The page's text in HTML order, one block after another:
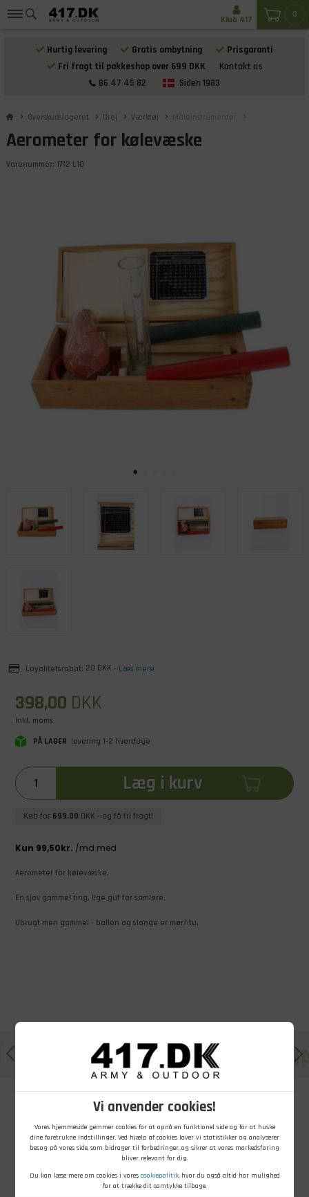
Vi anvender cookies!
Vores hjemmeside gemmer cookies for at opnå en funktionel side og for at huske
dine foretrukne indstillinger. Ved hjælp af cookies laver vi statistikker og analyserer
besøg på vores side, som bidrager til forbedringer, og sikrer at vores markedsføring
bliver relevant for dig.
Du kan læse mere om cookies i vores cookiepolitik, hvor du også altid har mulighed
for at trække dit samtykke tilbage.
Hurtig levering Gratis ombytning
Prisgaranti
Fri fragt til pakkeshop over 699 DKK
Kontakt os
86 47 45 82
Siden 1983
0
Klub 417
Overskudslageret Grej Værktøj Måleinstrumenter
Aerometer for kølevæske
Varenummer: 1712 L10
Loyalitetsrabat: 20 DKK - Læs mere
398,00 DKK
Inkl. moms
PÅ LAGER levering 1-2 hverdage
Læg i kurv
Køb for 699,00 DKK - og få fri fragt!
Aerometer for kølevæske.
En sjov gammel ting, lige guf for samlere.
Ubrugt men gammel - ballon og slange er mør/itu.